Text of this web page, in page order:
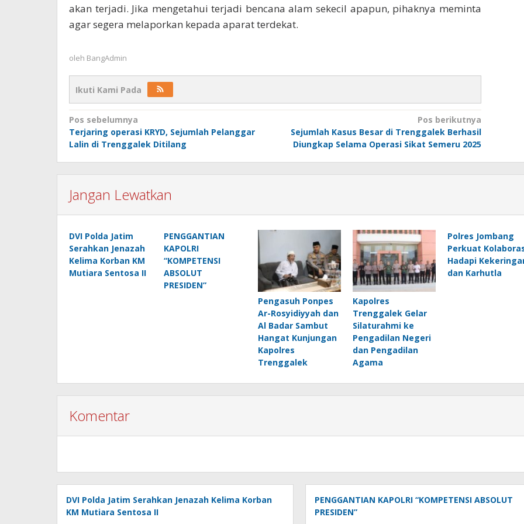
akan terjadi. Jika mengetahui terjadi bencana alam sekecil apapun, pihaknya meminta
agar segera melaporkan kepada aparat terdekat.
oleh BangAdmin
Ikuti Kami Pada
Navigasi
pos
Pos sebelumnya
Terjaring operasi KRYD, Sejumlah Pelanggar
Lalin di Trenggalek Ditilang
Pos berikutnya
Sejumlah Kasus Besar di Trenggalek Berhasil
Diungkap Selama Operasi Sikat Semeru 2025
Jangan Lewatkan
DVI Polda Jatim
Serahkan Jenazah
Kelima Korban KM
Mutiara Sentosa II
PENGGANTIAN
KAPOLRI
“KOMPETENSI
ABSOLUT
PRESIDEN”
Pengasuh Ponpes
Ar-Rosyidiyyah dan
Al Badar Sambut
Hangat Kunjungan
Kapolres
Trenggalek
Kapolres
Trenggalek Gelar
Silaturahmi ke
Pengadilan Negeri
dan Pengadilan
Agama
Polres Jombang
Perkuat
Hadapi
dan Karhutla
Komentar
DVI Polda Jatim Serahkan Jenazah Kelima Korban
KM Mutiara Sentosa II
PENGGANTIAN KAPOLRI “KOMPETENSI ABSOLUT
PRESIDEN”